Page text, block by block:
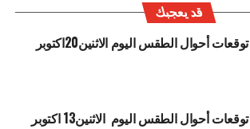
قد يعجبك
توقعات أحوال الطقس اليوم الاثنين20اكتوبر
توقعات أحوال الطقس اليوم الاثنين13 اكتوبر